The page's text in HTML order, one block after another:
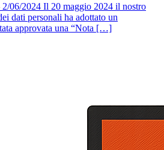
06/2024 Il 20 maggio 2024 il nostro
dati personali ha adottato un
approvata una “Nota […]